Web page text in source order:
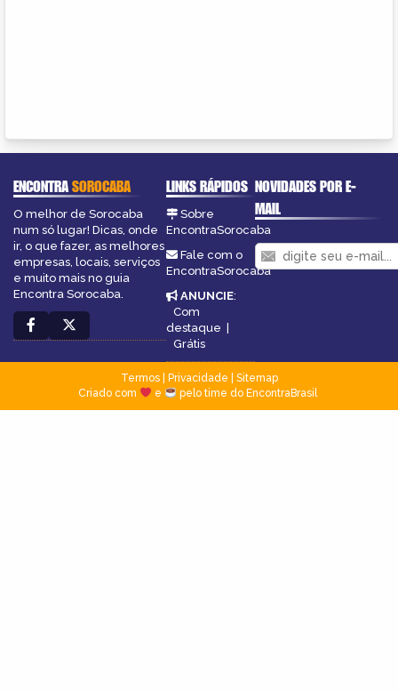
ENCONTRASOROCABA
O melhor de Sorocaba
num só lugar! Dicas, onde
ir, o que fazer, as melhores
empresas, locais, serviços
e muito mais no guia
Encontra Sorocaba.
LINKS RÁPIDOS
Sobre
EncontraSorocaba
Fale com o
EncontraSorocaba
ANUNCIE:
Com
destaque |
Grátis
NOVIDADES POR E-
MAIL
Termos| Privacidade
Sitemap
Criado com
e pelo time do EncontraBrasil